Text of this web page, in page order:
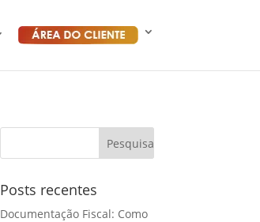
Posts recentes
Documentação Fiscal: Como